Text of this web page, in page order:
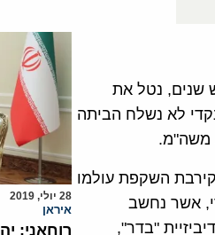
שנים, נטל את
לא נשלח הביתה
משה"מ.
השקפת עולמו
אשר נחשב
"בדר",
28 יולי, 2019
איראן
רוחאני: